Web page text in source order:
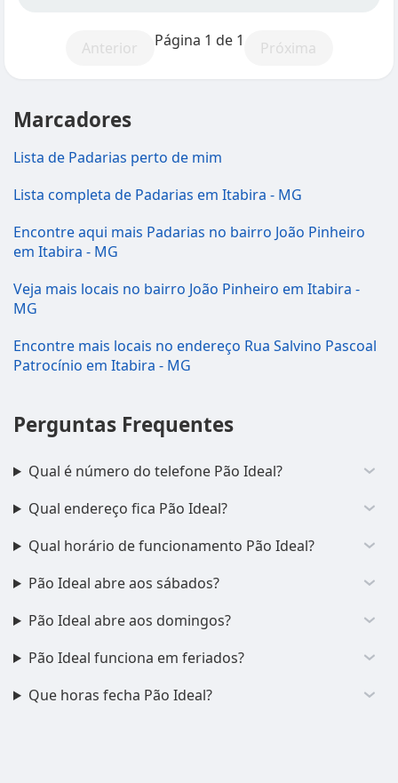
Anterior Página 1 de 1 Próxima
Marcadores
Lista de Padarias perto de mim
Lista completa de Padarias em Itabira - MG
Encontre aqui mais Padarias no bairro João Pinheiro
em Itabira - MG
Veja mais locais no bairro João Pinheiro em Itabira -
MG
Encontre mais locais no endereço Rua Salvino Pascoal
Patrocínio em Itabira - MG
Perguntas Frequentes
Qual é número do telefone Pão Ideal?
Qual endereço fica Pão Ideal?
Qual horário de funcionamento Pão Ideal?
Pão Ideal abre aos sábados?
Pão Ideal abre aos domingos?
Pão Ideal funciona em feriados?
Que horas fecha Pão Ideal?